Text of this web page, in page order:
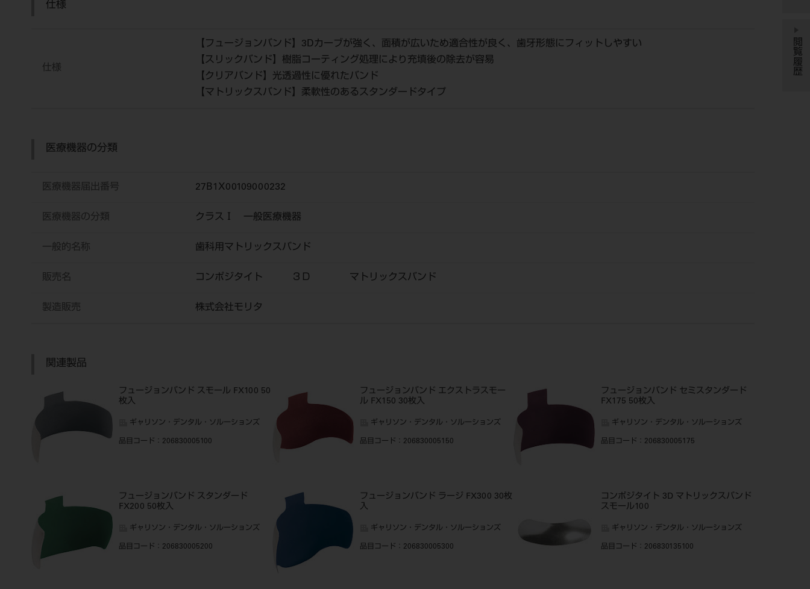
仕様
仕様
【フュージョンバンド】3Dカーブが強く、面積が広いため適合性が良く、歯牙形態にフィットしやすい
【スリックバンド】樹脂コーティング処理により充填後の除去が容易
【クリアバンド】光透過性に優れたバンド
【マトリックスバンド】柔軟性のあるスタンダードタイプ
医療機器の分類
医療機器届出番号 27B1X00109000232
医療機器の分類 クラスⅠ 一般医療機器
一般的名称 歯科用マトリックスバンド
販売名 コンポジタイト ３Ｄ マトリックスバンド
製造販売 株式会社モリタ
関連製品
フュージョンバンド スモール FX100 50
枚入
ギャリソン・デンタル・ソルーションズ
品目コード ：206830005100
フュージョンバンド エクストラスモー
ル FX150 30枚入
ギャリソン・デンタル・ソルーションズ
品目コード ：206830005150
フュージョンバンド セミスタンダード
FX175 50枚入
ギャリソン・デンタル・ソルーションズ
品目コード ：206830005175
フュージョンバンド スタンダード
FX200 50枚入
ギャリソン・デンタル・ソルーションズ
品目コード ：206830005200
フュージョンバンド ラージ FX300 30枚
入
ギャリソン・デンタル・ソルーションズ
品目コード ：206830005300
コンポジタイト 3D マトリックスバンド
スモール100
ギャリソン・デンタル・ソルーションズ
品目コード ：206830135100
閲覧履歴